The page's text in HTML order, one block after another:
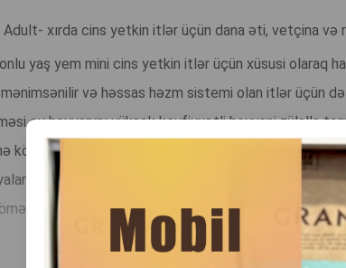
xırda cins yetkin itlər üçün dana əti, vetçina və
yaş yem mini cins yetkin itlər üçün xüsusi olaraq
və həssas həzm sistemi olan itlər üçün də
ev heyvanını yüksək keyfiyyətli heyvani zülalla
kömək edir.
və konservantlar yoxdur, gündəlik qidalanma üçün
edir.